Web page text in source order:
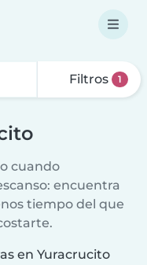
Filtros 1
cuando
encuentra
tiempo del que
en Yuracrucito